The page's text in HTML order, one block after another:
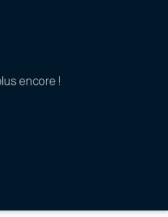
encore !